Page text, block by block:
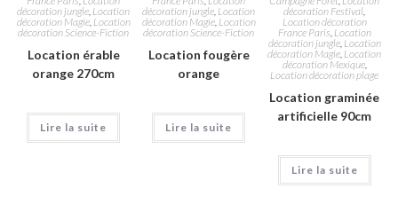
décoration jungle Location
décoration Magie, Location
décoration Science-Fiction
Location érable
orange 270cm
Lire la suite
décoration jungle Location
décoration Magie, Location
décoration Science-Fiction
Location fougère
orange
Lire la suite
décoration Festival
Location décoration
France Paris Location
décoration jungle, Location
décoration Magie, Location
décoration Mexique,
Location décoration plage
Location graminée
artificielle 90cm
Lire la suite